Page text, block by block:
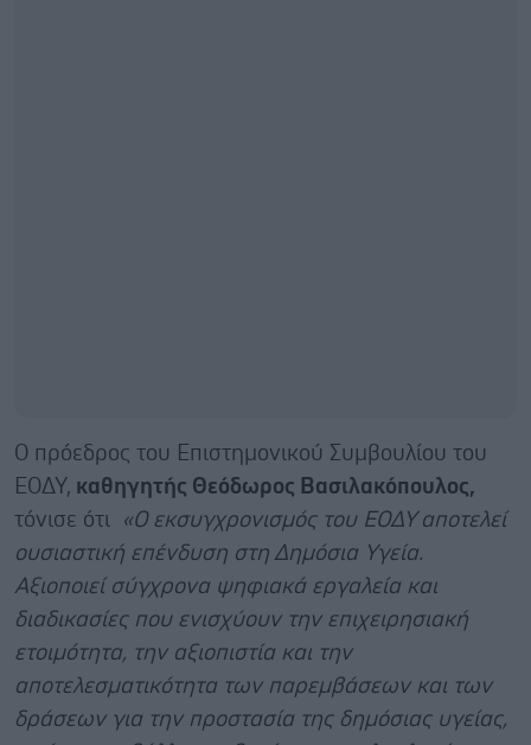
O πρόεδρος του Επιστημονικού Συμβουλίου του
ΕΟΔΥ, καθηγητής Θεόδωρος Βασιλακόπουλος,
τόνισε ότι
«Ο εκσυγχρονισμός του ΕΟΔΥ αποτελεί
ουσιαστική επένδυση στη Δημόσια Υγεία.
Αξιοποιεί σύγχρονα ψηφιακά εργαλεία και
διαδικασίες που ενισχύουν την επιχειρησιακή
ετοιμότητα, την αξιοπιστία και την
αποτελεσματικότητα των παρεμβάσεων και των
δράσεων για την προστασία της δημόσιας υγείας,